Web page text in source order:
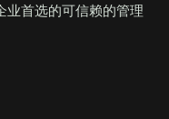
业首选的可信赖的管理